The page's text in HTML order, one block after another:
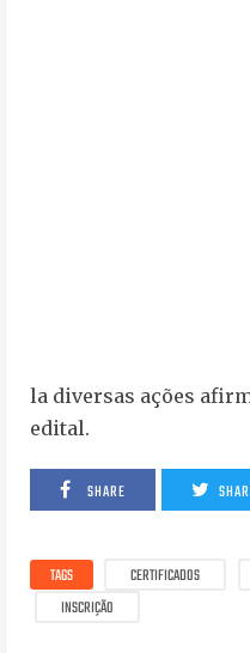
la diversas ações
edital.
SHARE
TAGS CERTIFICADOS
INSCRIÇÃO